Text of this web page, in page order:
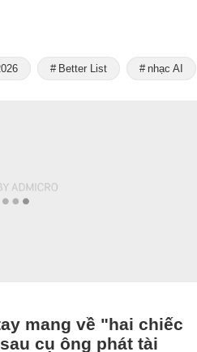
Better List nhạc AI
mang về "hai chiếc
cụ ông phát tài